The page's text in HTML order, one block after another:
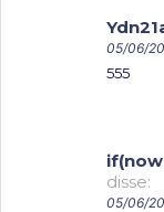
05/06/
555
disse:
05/06/